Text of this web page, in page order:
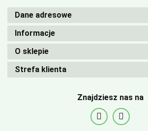
Dane adresowe
Informacje
O sklepie
Strefa klienta
Znajdziesz nas na